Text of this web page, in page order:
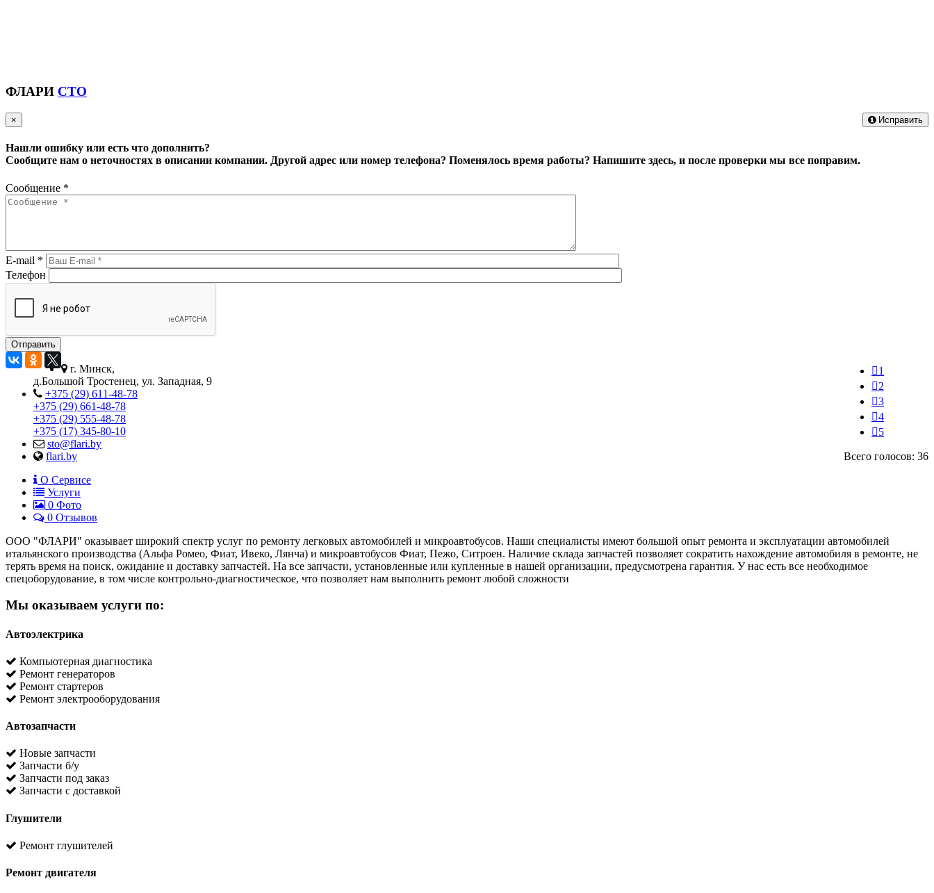
ФЛАРИ СТО
Исправить
×
Нашли ошибку или есть что дополнить?
Сообщите нам о неточностях в описании компании. Другой адрес или номер телефона? Поменялось время работы? Напишите здесь, и после проверки мы все поправим.
Сообщение *
E-mail *
Телефон
1
2
3
4
5
Всего голосов: 36
г. Минск,
д.Большой Тростенец, ул. Западная, 9
+375 (29) 611-48-78
+375 (29) 661-48-78
+375 (29) 555-48-78
+375 (17) 345-80-10
sto@flari.by
flari.by
О Сервисе
Услуги
0 Фото
0 Отзывов
ООО "ФЛАРИ" оказывает широкий спектр услуг по ремонту легковых автомобилей и микроавтобусов. Наши специалисты имеют большой опыт ремонта и эксплуатации автомобилей
итальянского производства (Альфа Ромео, Фиат, Ивеко, Лянча) и микроавтобусов Фиат, Пежо, Ситроен. Наличие склада запчастей позволяет сократить нахождение автомобиля в ремонте, не
терять время на поиск, ожидание и доставку запчастей. На все запчасти, установленные или купленные в нашей организации, предусмотрена гарантия. У нас есть все необходимое
спецоборудование, в том числе контрольно-диагностическое, что позволяет нам выполнить ремонт любой сложности
Мы оказываем услуги по:
Автоэлектрика
Компьютерная диагностика
Ремонт генераторов
Ремонт стартеров
Ремонт электрооборудования
Автозапчасти
Новые запчасти
Запчасти б/у
Запчасти под заказ
Запчасти с доставкой
Глушители
Ремонт глушителей
Ремонт двигателя